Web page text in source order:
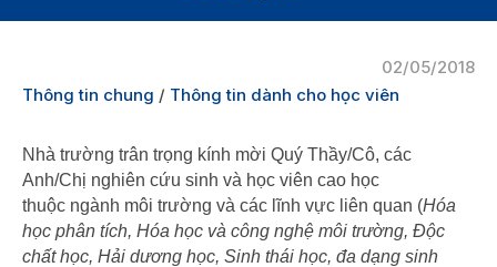
02/05/2018
Thông tin chung / Thông tin dành cho học viên
Nhà trường trân trọng kính mời Quý Thầy/Cô, các
Anh/Chị nghiên cứu sinh và học viên cao học
thuộc ngành môi trường và các lĩnh vực liên quan (Hóa
học phân tích, Hóa học và công nghệ môi trường, Độc
chất học, Hải dương học, Sinh thái học, đa dạng sinh